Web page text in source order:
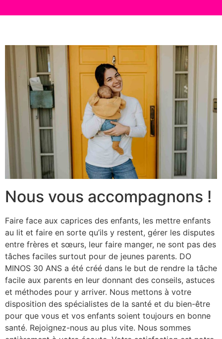
Nous vous accompagnons !
Faire face aux caprices des enfants, les mettre enfants
au lit et faire en sorte qu’ils y restent, gérer les disputes
entre frères et sœurs, leur faire manger, ne sont pas des
tâches faciles surtout pour de jeunes parents. DO
MINOS 30 ANS a été créé dans le but de rendre la tâche
facile aux parents en leur donnant des conseils, astuces
et méthodes pour y arriver. Nous mettons à votre
disposition des spécialistes de la santé et du bien-être
pour que vous et vos enfants soient toujours en bonne
santé. Rejoignez-nous au plus vite. Nous sommes